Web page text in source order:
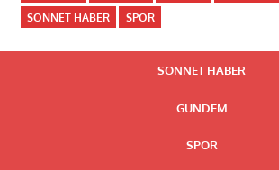
SONNET HABER
SPOR
SONNET HABER
GÜNDEM
SPOR